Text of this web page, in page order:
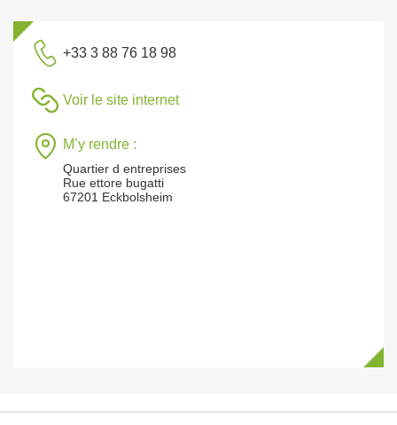
+33 3 88 76 18 98
Voir le site internet
M’y rendre :
Quartier d entreprises
Rue ettore bugatti
67201 Eckbolsheim